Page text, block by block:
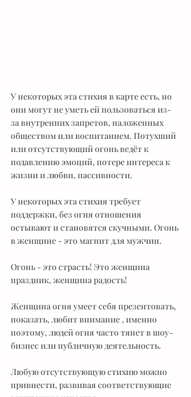
У некоторых эта стихия в карте есть, но
они могут не уметь ей пользоваться из-
за внутренних запретов, наложенных
обществом или воспитанием. Потухший
или отсутствующий огонь ведёт к
подавлению эмоций, потере интереса к
жизни и любви, пассивности.
У некоторых эта стихия требует
поддержки, без огня отношения
остывают и становятся скучными. Огонь
в женщине - это магнит для мужчин.
Огонь - это страсть! Это женщина
праздник, женщина радость!
Женщина огня умеет себя презентовать,
показать, любит внимание , именно
поэтому, людей огня часто тянет в шоу-
бизнес или публичную деятельность.
Любую отсутствующую стихию можно
привнести, развивая соответствующие